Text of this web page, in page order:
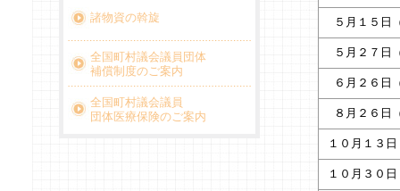
諸物資の斡旋
全国町村議会議員団体
補償制度のご案内
全国町村議会議員
団体医療保険のご案内
５月１５日
５月２７日
６月２６日
８月２６日
１０月１３
１０月３０